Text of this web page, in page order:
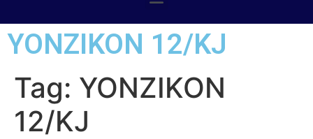
YONZIKON 12/KJ
Tag: YONZIKON
12/KJ